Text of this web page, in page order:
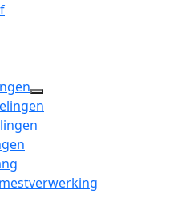
open
dropdown